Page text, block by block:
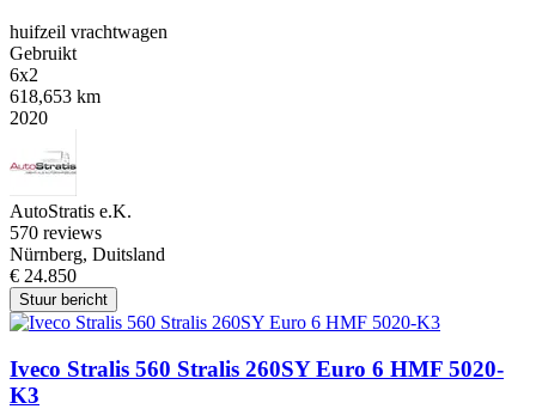
huifzeil vrachtwagen
Gebruikt
6x2
618,653 km
2020
AutoStratis e.K.
570 reviews
Nürnberg, Duitsland
€ 24.850
Stuur bericht
Iveco Stralis 560 Stralis 260SY Euro 6 HMF 5020-
K3